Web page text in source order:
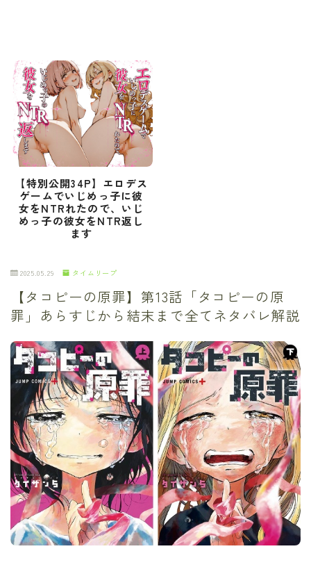
【特別公開34P】エロデス
ゲームでいじめっ子に彼
女をNTRれたので、いじ
めっ子の彼女をNTR返し
ます
2025.05.29 タイムリープ
【タコピーの原罪】第13話「タコピーの原
罪」あらすじから結末まで全てネタバレ解説